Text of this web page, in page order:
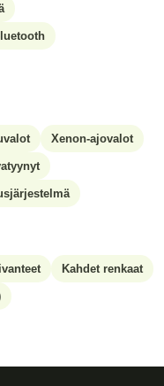
Xenon-ajovalot
Kahdet renkaat